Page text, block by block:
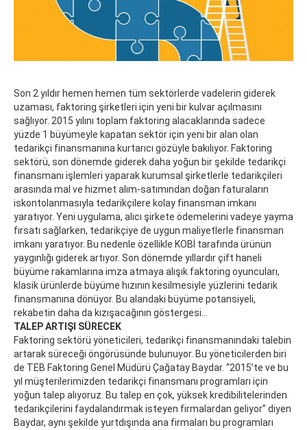
Son 2 yıldır hemen hemen tüm sektörlerde vadelerin giderek
uzaması, faktoring şirketleri için yeni bir kulvar açılmasını
sağlıyor. 2015 yılını toplam faktoring alacaklarında sadece
yüzde 1 büyümeyle kapatan sektör için yeni bir alan olan
tedarikçi finansmanına kurtarıcı gözüyle bakılıyor. Faktoring
sektörü, son dönemde giderek daha yoğun bir şekilde tedarikçi
finansmanı işlemleri yaparak kurumsal şirketlerle tedarikçileri
arasında mal ve hizmet alım-satımından doğan faturaların
iskontolanmasıyla tedarikçilere kolay finansman imkanı
yaratıyor. Yeni uygulama, alıcı şirkete ödemelerini vadeye yayma
fırsatı sağlarken, tedarikçiye de uygun maliyetlerle finansman
imkanı yaratıyor. Bu nedenle özellikle KOBİ tarafında ürünün
yaygınlığı giderek artıyor. Son dönemde yıllardır çift haneli
büyüme rakamlarına imza atmaya alışık faktoring oyuncuları,
klasik ürünlerde büyüme hızının kesilmesiyle yüzlerini tedarik
finansmanına dönüyor. Bu alandaki büyüme potansiyeli,
rekabetin daha da kızışacağının göstergesi…
TALEP ARTIŞI SÜRECEK
Faktoring sektörü yöneticileri, tedarikçi finansmanındaki talebin
artarak süreceği öngörüsünde bulunuyor. Bu yöneticilerden biri
de TEB Faktoring Genel Müdürü Çağatay Baydar. “2015’te ve bu
yıl müşterilerimizden tedarikçi finansmanı programları için
yoğun talep alıyoruz. Bu talep en çok, yüksek kredibilitelerinden
tedarikçilerini faydalandırmak isteyen firmalardan geliyor” diyen
Baydar, aynı şekilde yurtdışında ana firmaları bu programları